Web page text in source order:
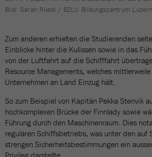
Bild: Sarah Rüedi / BZLU Bildungszentrum Luzern
Zum anderen erhielten die Studierenden
Einblicke hinter die Kulissen sowie in das
von der Luftfahrt auf die Schifffahrt
Resource Managements, welches
Unternehmen an Land Einzug hält.
So zum Beispiel von Kapitän Pekka Stenvik
hochkomplexen Brücke der Finnlady sowie
Führung durch den Maschinenraum. Dies
regulären Schiffsbetriebs, was unter den auf
strengen Sicherheitsbestimmungen ein
Privileg darstellte.